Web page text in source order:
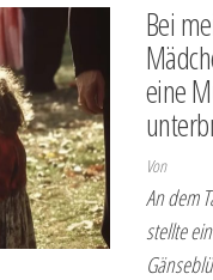
Bei
eine
Von
An dem
stellte